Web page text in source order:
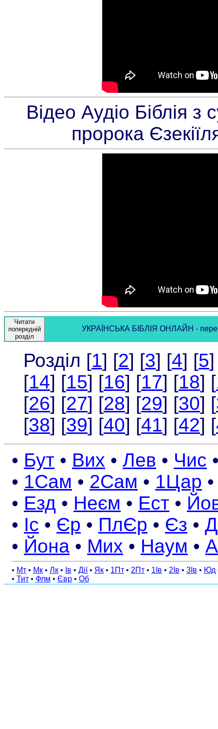
Відео Аудіо Біблія
пророка
Читати
попередній
розділ
УКРАЇНСЬКА БІБЛІЯ ОНЛАЙН -
Розділ [1] [2] [3] [4] [5
[14] [15] [16] [17] [18] [
[26] [27] [28] [29] [30] [
[38] [39] [40] [41] [42] [
• Бут • Вих • Лев • Чис
• 1Сам • 2Сам • 1Цар
• Езд • Неєм • Ест •
• Іс • Єр • ПлЄр • Єз •
• Йона • Мих • Наум •
• Мт • Мк • Лк • Ів • Дії • Як • 1Пт • 2Пт • 1Ів • 2Ів • 3Ів • Юд
• Тит • Флм • Євр • Об